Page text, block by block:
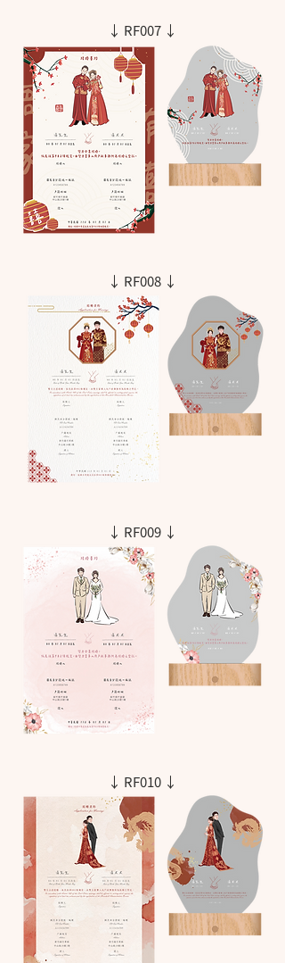
↓ RF007 ↓
↓ RF008 ↓
↓ RF009 ↓
↓ RF010 ↓